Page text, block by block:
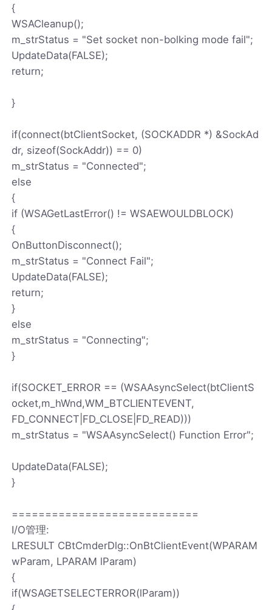
{
WSACleanup();
m_strStatus = "Set socket non-bolking mode fail";
UpdateData(FALSE);
return;
}
if(connect(btClientSocket, (SOCKADDR *) &SockAd
dr, sizeof(SockAddr)) == 0)
m_strStatus = "Connected";
else
{
if (WSAGetLastError() != WSAEWOULDBLOCK)
{
OnButtonDisconnect();
m_strStatus = "Connect Fail";
UpdateData(FALSE);
return;
}
else
m_strStatus = "Connecting";
}
if(SOCKET_ERROR == (WSAAsyncSelect(btClientS
ocket,m_hWnd,WM_BTCLIENTEVENT,
FD_CONNECT|FD_CLOSE|FD_READ)))
m_strStatus = "WSAAsyncSelect() Function Error";
UpdateData(FALSE);
}
============================
I/O管理:
LRESULT CBtCmderDlg::OnBtClientEvent(WPARAM
wParam, LPARAM lParam)
{
if(WSAGETSELECTERROR(lParam))